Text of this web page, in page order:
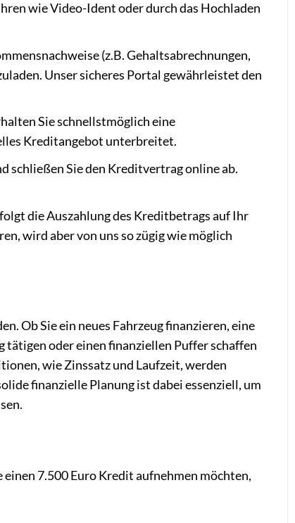
wie Video-Ident oder durch das Hochladen
(z.B. Gehaltsabrechnungen,
Unser sicheres Portal gewährleistet den
Sie schnellstmöglich eine
Kreditangebot unterbreitet.
schließen Sie den Kreditvertrag online ab.
die Auszahlung des Kreditbetrags auf Ihr
wird aber von uns so zügig wie möglich
Ob Sie ein neues Fahrzeug finanzieren, eine
tätigen oder einen finanziellen Puffer schaffen
wie Zinssatz und Laufzeit, werden
finanzielle Planung ist dabei essenziell, um
7.500 Euro Kredit aufnehmen möchten,